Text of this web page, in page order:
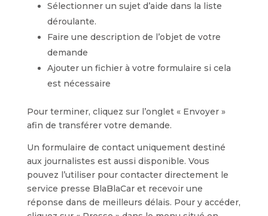
Sélectionner un sujet d’aide dans la liste
déroulante.
Faire une description de l’objet de votre
demande
Ajouter un fichier à votre formulaire si cela
est nécessaire
Pour terminer, cliquez sur l’onglet « Envoyer »
afin de transférer votre demande.
Un formulaire de contact uniquement destiné
aux journalistes est aussi disponible. Vous
pouvez l’utiliser pour contacter directement le
service presse BlaBlaCar et recevoir une
réponse dans de meilleurs délais. Pour y accéder,